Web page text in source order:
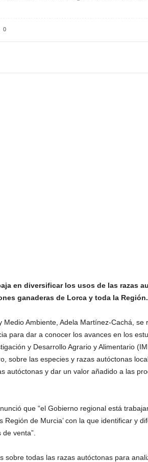
0
en diversificar los usos de las razas
ganaderas de Lorca y toda la Región.
Medio Ambiente, Adela Martínez-Cachá, se
para dar a conocer los avances en los
y Desarrollo Agrario y Alimentario
sobre las especies y razas autóctonas
autóctonas y dar un valor añadido a las
que “el Gobierno regional está
Región de Murcia’ con la que identificar y
venta”.
sobre todas las razas autóctonas para